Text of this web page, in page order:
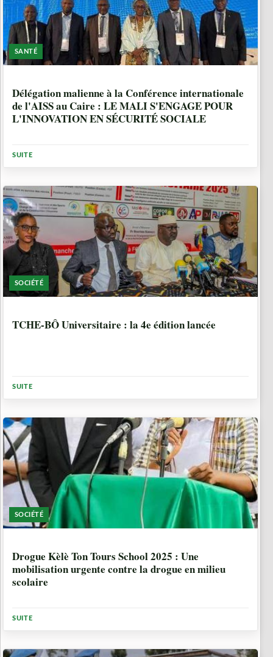
SANTÉ
Délégation malienne à la Conférence internationale
de l'AISS au Caire : LE MALI S'ENGAGE POUR
L'INNOVATION EN SÉCURITÉ SOCIALE
SUITE
SOCIÉTÉ
TCHE-BÔ Universitaire : la 4e édition lancée
SUITE
SOCIÉTÉ
Drogue Kèlè Ton Tours School 2025 : Une
mobilisation urgente contre la drogue en milieu
scolaire
SUITE